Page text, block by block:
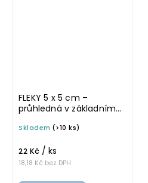
FLEKY 5 x 5 cm –
průhledná v základním
samolepka na
Skladem (>10 ks)
18,18 Kč bez DPH
22 Kč / ks